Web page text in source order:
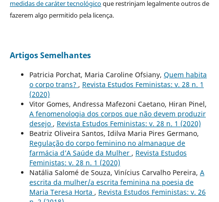
medidas de caráter tecnológicoque restrinjam legalmente outros de
fazerem algo permitido pela licença.
Artigos Semelhantes
Patricia Porchat, Maria Caroline Ofsiany, Quem habita
o corpo trans? , Revista Estudos Feministas: v. 28 n. 1
(2020)
Vitor Gomes, Andressa Mafezoni Caetano, Hiran Pinel,
A fenomenologia dos corpos que não devem produzir
desejo , Revista Estudos Feministas: v. 28 n. 1 (2020)
Beatriz Oliveira Santos, Idilva Maria Pires Germano,
Regulação do corpo feminino no almanaque de
farmácia d’A Saúde da Mulher , Revista Estudos
Feministas: v. 28 n. 1 (2020)
Natália Salomé de Souza, Vinícius Carvalho Pereira, A
escrita da mulher/a escrita feminina na poesia de
Maria Teresa Horta , Revista Estudos Feministas: v. 26